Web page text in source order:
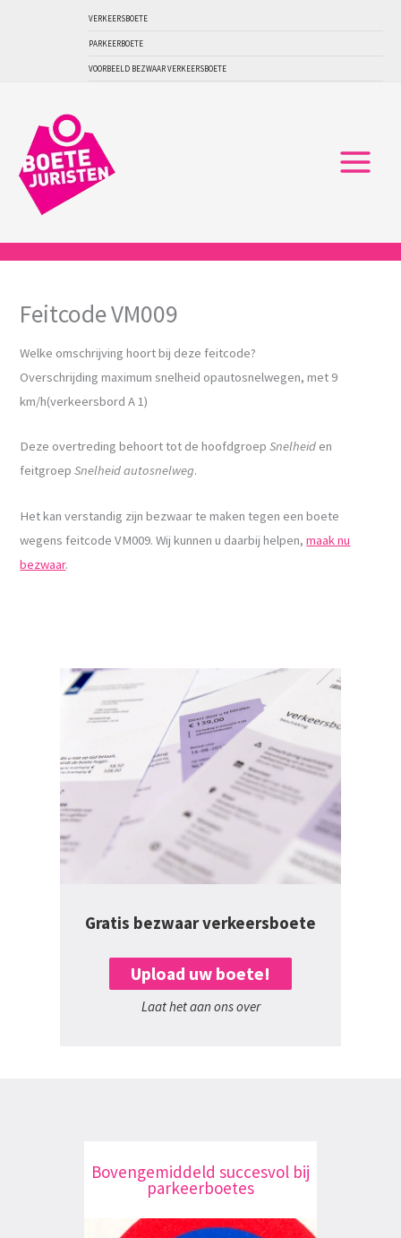
VERKEERSBOETE
PARKEERBOETE
VOORBEELD BEZWAAR VERKEERSBOETE
Feitcode VM009
Welke omschrijving hoort bij deze feitcode?
Overschrijding maximum snelheid opautosnelwegen, met 9
km/h(verkeersbord A 1)
Deze overtreding behoort tot de hoofdgroepSnelheid en
feitgroepSnelheid autosnelweg.
Het kan verstandig zijn bezwaar te maken tegen een boete
wegens feitcode VM009. Wij kunnen u daarbij helpen,maak nu
bezwaar.
Gratis bezwaar verkeersboete
Upload uw boete!
Laat het aan ons over
Bovengemiddeld succesvol bij
parkeerboetes